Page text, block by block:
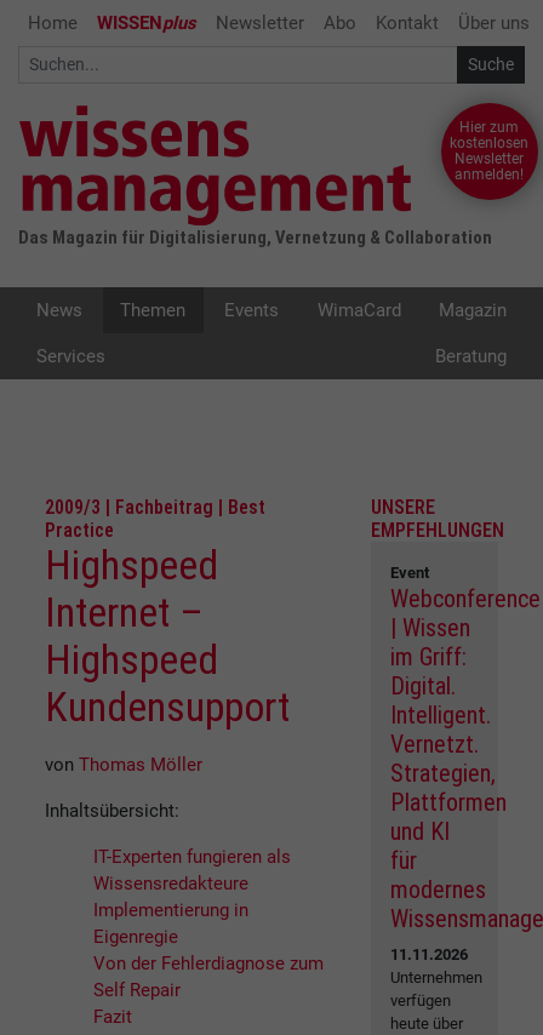
Home WISSENplus Newsletter Abo Kontakt Über uns
Das Magazin für Digitalisierung, Vernetzung & Collaboration
Hier zum
kostenlosen
Newsletter
anmelden!
News Themen Events WimaCard Magazin
Services Beratung
2009/3 | Fachbeitrag | Best
Practice
Highspeed
Internet –
Highspeed
Kundensupport
von Thomas Möller
Inhaltsübersicht:
IT-Experten fungieren als
Wissensredakteure
Implementierung in
Eigenregie
Von der Fehlerdiagnose zum
Self Repair
Fazit
UNSERE
EMPFEHLUNGEN
Event
Webconference
| Wissen
im Griff:
Digital.
Intelligent.
Vernetzt.
Strategien,
Plattformen
und KI
für
modernes
11.11.2026
Unternehmen
verfügen
heute über